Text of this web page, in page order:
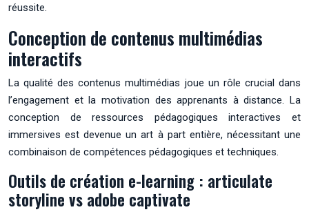
réussite.
Conception de contenus multimédias
interactifs
La qualité des contenus multimédias joue un rôle crucial dans
l’engagement et la motivation des apprenants à distance. La
conception de ressources pédagogiques interactives et
immersives est devenue un art à part entière, nécessitant une
combinaison de compétences pédagogiques et techniques.
Outils de création e-learning : articulate
storyline vs adobe captivate